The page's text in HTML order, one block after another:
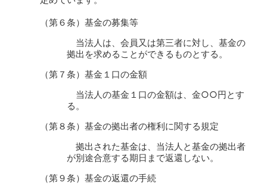
（第６条）基金の募集等
当法人は、会員又は第三者に対し、基金の
拠出を求めることができるものとする。
（第７条）基金１口の金額
当法人の基金１口の金額は、金○○円とす
る。
（第８条）基金の拠出者の権利に関する規定
拠出された基金は、当法人と基金の拠出者
が別途合意する期日まで返還しない。
（第９条）基金の返還の手続